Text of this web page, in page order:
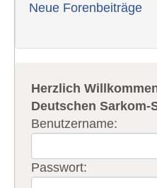
Neue Forenbeiträge
Herzlich
Deutschen Sarkom-
Benutzername:
Passwort: